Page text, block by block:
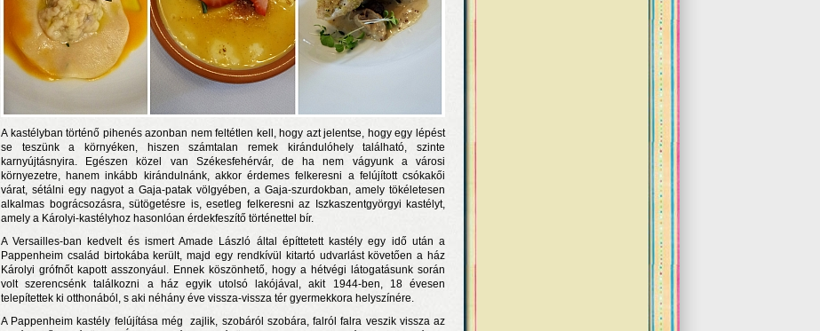
A kastélyban történő pihenés azonban nem feltétlen kell, hogy azt jelentse, hogy egy lépést
se teszünk a környéken, hiszen számtalan remek kirándulóhely található, szinte
karnyújtásnyira. Egészen közel van Székesfehérvár, de ha nem vágyunk a városi
környezetre, hanem inkább kirándulnánk, akkor érdemes felkeresni a felújított csókakői
várat, sétálni egy nagyot a Gaja-patak völgyében, a Gaja-szurdokban, amely tökéletesen
alkalmas bográcsozásra, sütögetésre is, esetleg felkeresni az Iszkaszentgyörgyi kastélyt,
amely a Károlyi-kastélyhoz hasonlóan érdekfeszítő történettel bír.
A Versailles-ban kedvelt és ismert Amade László által építtetett kastély egy idő után a
Pappenheim család birtokába került, majd egy rendkívül kitartó udvarlást követően a ház
Károlyi grófnőt kapott asszonyául. Ennek köszönhető, hogy a hétvégi látogatásunk során
volt szerencsénk találkozni a ház egyik utolsó lakójával, akit 1944-ben, 18 évesen
telepítettek ki otthonából, s aki néhány éve vissza-vissza tér gyermekkora helyszínére.
A Pappenheim kastély felújítása még zajlik, szobáról szobára, falról falra veszik vissza az